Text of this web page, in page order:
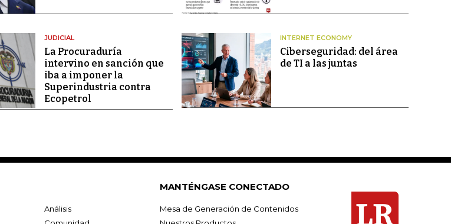
JUDICIAL
La Procuraduría
intervino en sanción que
iba a imponer la
Superindustria contra
Ecopetrol
INTERNET ECONOMY
Ciberseguridad: del área
de TI a las juntas
Análisis
MANTÉNGASE CONECTADO
Mesa de Generación de Contenidos